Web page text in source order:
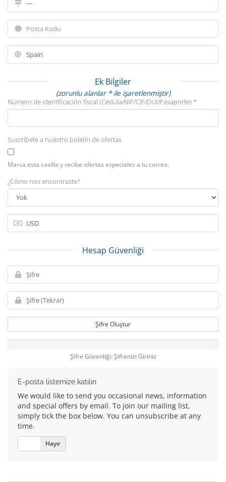
Ek Bilgiler
(zorunlu alanlar * ile işaretlenmiştir)
Número de identificación fiscal (Cédula/NIF/CIF/DUI/Pasaporte) *
Suscríbete a nuestro boletín de ofertas
Marca esta casilla y recibe ofertas especiales a tu correo.
¿Cómo nos encontraste?
Hesap Güvenliği
Şifre Oluştur
Şifre Güvenliği: Şifrenizi Giriniz
E-posta listemize katılın
We would like to send you occasional news, information
and special offers by email. To join our mailing list,
simply tick the box below. You can unsubscribe at any
time.
Hayır